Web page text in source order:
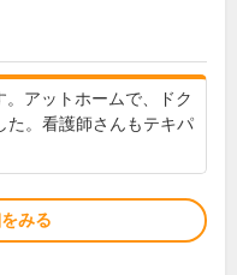
アットホームで、ドク
た。看護師さんもテキパ
みる